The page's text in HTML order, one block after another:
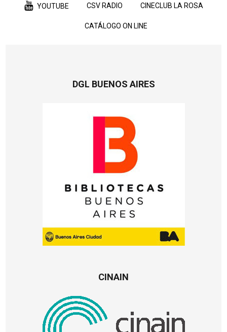
YOUTUBE CSV RADIO CINECLUB LA ROSA
CATÁLOGO ON LINE
DGL BUENOS AIRES
CINAIN